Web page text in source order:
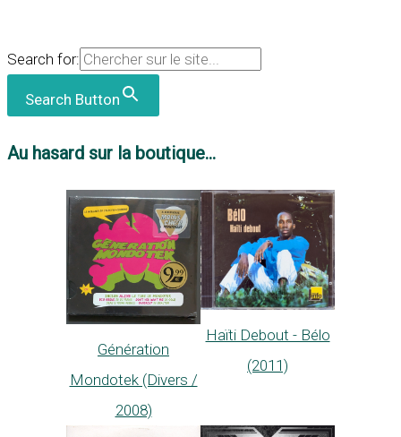
Search for:
Search Button
Au hasard sur la boutique...
Génération
Mondotek (Divers /
2008)
Haïti Debout - Bélo
(2011)